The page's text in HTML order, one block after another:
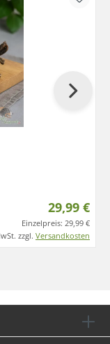
29,99 €
Einzelpreis: 29,99 €
zzgl. Versandkosten